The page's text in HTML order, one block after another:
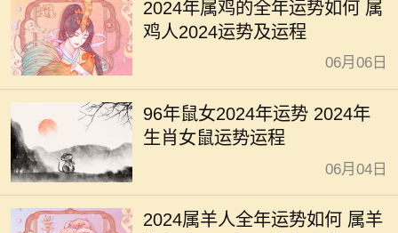
2024年属鸡的全年运势如何 属
鸡人2024运势及运程
06月06日
96年鼠女2024年运势 2024年
生肖女鼠运势运程
06月04日
2024属羊人全年运势如何 属羊